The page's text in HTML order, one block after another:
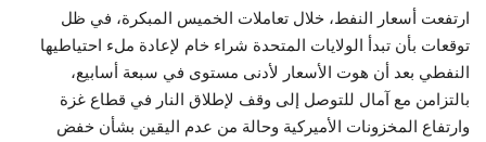
ارتفعت أسعار النفط، خلال تعاملات الخميس المبكرة، في ظل
توقعات بأن تبدأ الولايات المتحدة شراء خام لإعادة ملء احتياطيها
النفطي بعد أن هوت الأسعار لأدنى مستوى في سبعة أسابيع،
بالتزامن مع آمال للتوصل إلى وقف لإطلاق النار في قطاع غزة
وارتفاع المخزونات الأميركية وحالة من عدم اليقين بشأن خفض